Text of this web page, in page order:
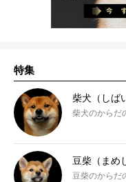
特集
柴犬（しば
柴犬のからだ
豆柴（まめ
豆柴のからだ